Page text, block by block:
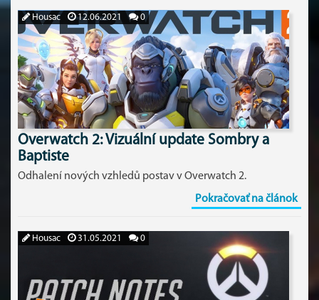
Housac 12.06.2021 0
Overwatch 2: Vizuální update Sombry a
Baptiste
Odhalení nových vzhledů postav v Overwatch 2.
Pokračovať na článok
Housac 31.05.2021 0